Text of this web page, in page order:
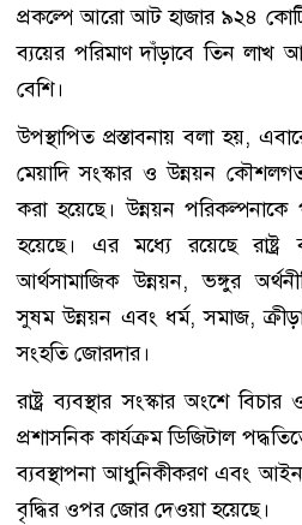
প্রকল্পে আরো আট হাজার ৯২৪
ব্যয়ের পরিমাণ দাঁড়াবে তিন লাখ
বেশি।
উপস্থাপিত প্রস্তাবনায় বলা হয়,
মেয়াদি সংস্কার ও উন্নয়ন
করা হয়েছে। উন্নয়ন পরিকল্পনাকে
হয়েছে। এর মধ্যে রয়েছে রাষ্ট্র
আর্থসামাজিক উন্নয়ন, ভঙ্গুর
সুষম উন্নয়ন এবং ধর্ম, সমাজ,
সংহতি জোরদার।
রাষ্ট্র ব্যবস্থার সংস্কার অংশে
প্রশাসনিক কার্যক্রম ডিজিটাল
ব্যবস্থাপনা আধুনিকীকরণ এবং আইন
বৃদ্ধির ওপর জোর দেওয়া হয়েছে।